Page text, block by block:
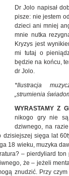
Dr Jolo napisał
pisze: nie jestem
dzieci ani mniej
mnie nutka
Kryzys jest
mi tutaj o
będzie na końcu,
dr Jolo.
*Ilustracja
„strumienia
WYRASTAMY Z
nikogo gry nie
dziwnego, na
sięga lat
18 wieku, muzyka
– pierdyliard ton
że – jeżeli
znudzić. Przy